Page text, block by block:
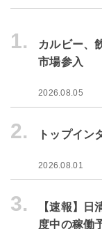
1.
カルビー、
市場参入
2026.08.05
2. トップイン
2026.08.01
3.
【速報】
度中の稼働